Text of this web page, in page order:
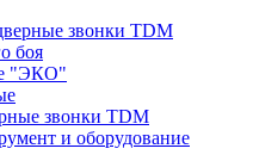
звонки TDM
боя
"ЭКО"
звонки TDM
и оборудование